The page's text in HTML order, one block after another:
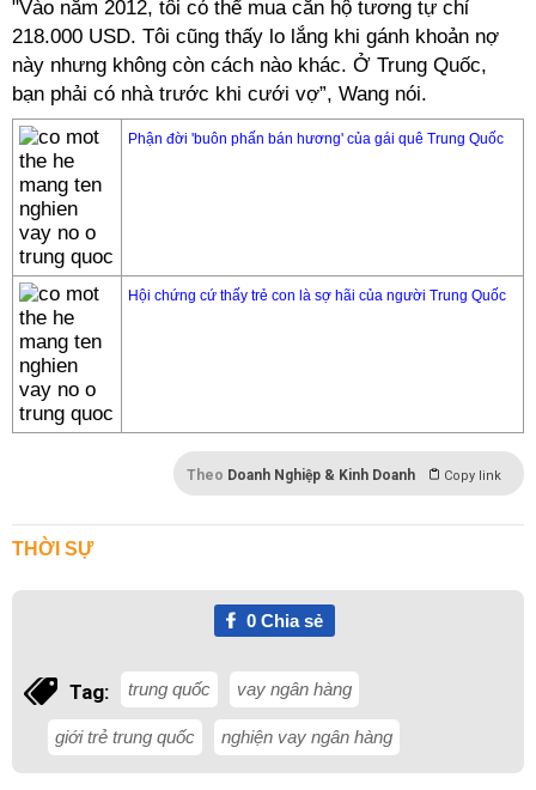
"Vào năm 2012, tôi có thể mua căn hộ tương tự chỉ
218.000 USD. Tôi cũng thấy lo lắng khi gánh khoản nợ
này nhưng không còn cách nào khác. Ở Trung Quốc,
bạn phải có nhà trước khi cưới vợ”, Wang nói.
Phận đời 'buôn phấn bán hương' của gái quê Trung Quốc
Hội chứng cứ thấy trẻ con là sợ hãi của người Trung Quốc
Theo Doanh Nghiệp & Kinh Doanh Copy link
THỜI SỰ
0Chia sẻ
Tag: trung quốc vay ngân hàng
giới trẻ trung quốc nghiện vay ngân hàng